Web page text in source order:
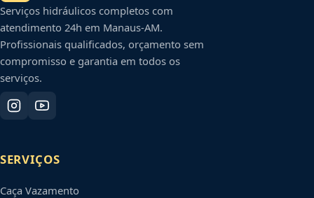
Serviços hidráulicos completos com
atendimento 24h em Manaus-AM.
Profissionais qualificados, orçamento sem
compromisso e garantia em todos os
serviços.
SERVIÇOS
Caça Vazamento